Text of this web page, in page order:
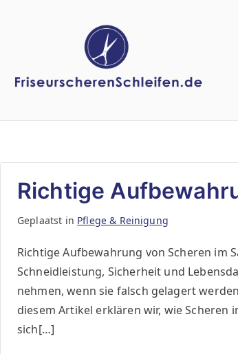
Richtige
Geplaatst in Pflege & Reinigung
Richtige Aufbewahrung von Scheren im
Schneidleistung, Sicherheit und
nehmen, wenn sie falsch gelagert
diesem Artikel erklären wir, wie
sich[…]